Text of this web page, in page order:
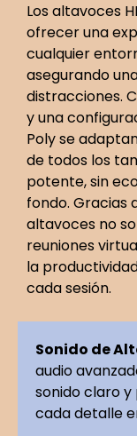
Los altavoces
ofrecer una
cualquier
asegurando
distracciones.
y una
Poly se
de todos los
potente, sin
fondo. Gracias
altavoces no
reuniones
la
cada sesión.
Sonido de
audio
sonido claro
cada detalle